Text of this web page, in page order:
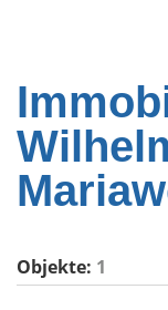
Objekte: 1